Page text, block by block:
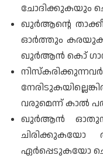
ചോദിക്കുകയും
ഖുർആന്റെ
ഓർത്തും കരയുക.
ഖുർആൻ കൊ് ഗാനം
വരുമെന്ന് കാൽ
ഖുർആൻ
ചിരിക്കുകയോ
ഏർപ്പെടുകയോ